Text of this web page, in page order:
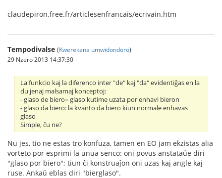
claudepiron.free.fr/articlesenfrancais/ecrivain.htm
Tempodivalse (Kwerekana umwidondoro)
29 Nzero 2013 14:37:30
La funkcio kaj la diferenco inter "de" kaj "da" evidentiĝas en la
du jenaj malsamaj konceptoj:
- glaso de biero= glaso kutime uzata por enhavi bieron
- glaso da biero: la kvanto da biero kiun normale enhavas
glaso
Simple, ĉu ne?
Nu jes, tio ne estas tro konfuza, tamen en EO jam ekzistas alia
vorteto por esprimi la unua senco: oni povus anstataŭe diri
"glaso por biero"; tiun ĉi konstruaĵon oni uzas kaj angle kaj
ruse. Ankaŭ eblas diri "bierglaso".